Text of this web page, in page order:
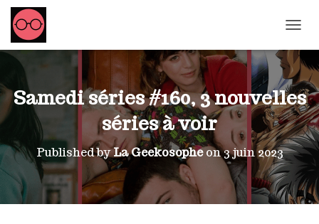
Samedi séries #160, 3 nouvelles
séries à voir
Published byLa Geekosopheon3 juin 2023